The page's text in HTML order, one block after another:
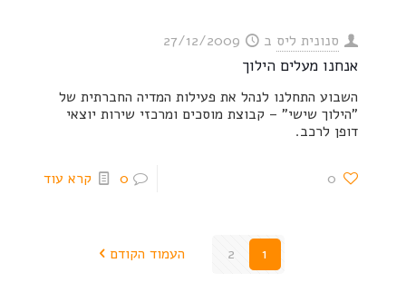
סנונית ליס ב 27/12/2009
אנחנו מעלים הילוך
השבוע התחלנו לנהל את פעילות המדיה החברתית של
"הילוך שישי" – קבוצת מוסכים ומרכזי שירות יוצאי
דופן לרכב.
0
0 קרא עוד
1
2 העמוד הקודם